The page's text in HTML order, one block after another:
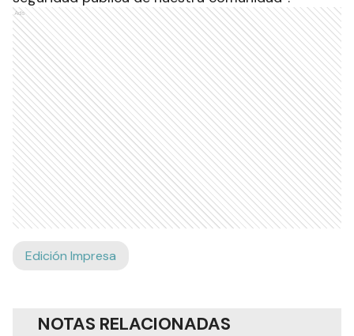
Ads
Edición Impresa
NOTAS RELACIONADAS